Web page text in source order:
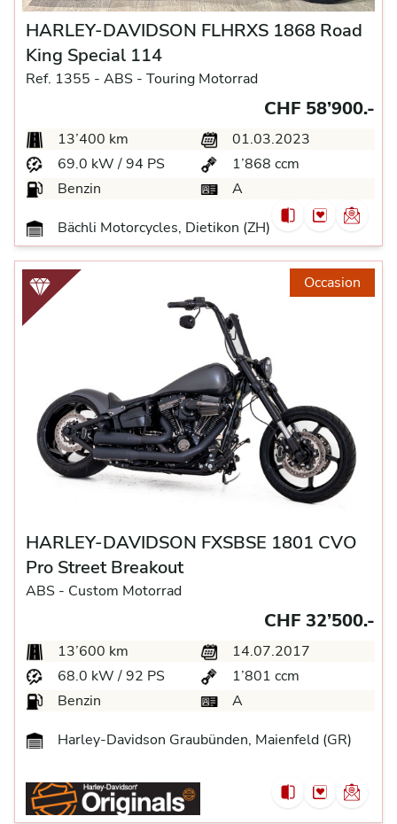
HARLEY-DAVIDSON FLHRXS 1868 Road
King Special 114
Ref. 1355 - ABS - Touring Motorrad
CHF 58’900.-
13’400 km
01.03.2023
69.0 kW / 94 PS
1’868 ccm
Benzin
A
Bächli Motorcycles, Dietikon (ZH)
Occasion
HARLEY-DAVIDSON FXSBSE 1801 CVO
Pro Street Breakout
ABS - Custom Motorrad
CHF 32’500.-
13’600 km
14.07.2017
68.0 kW / 92 PS
1’801 ccm
Benzin
A
Harley-Davidson Graubünden, Maienfeld (GR)